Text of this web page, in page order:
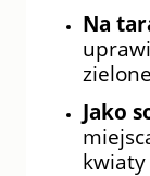
Na
Jako
kwiaty